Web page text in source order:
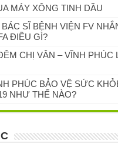
MÁY XÔNG TINH DẦU
SĨ BỆNH VIỆN FV
ĐIỀU GÌ?
CHỊ VÂN – VĨNH PHÚC
PHÚC BẢO VỆ SỨC
NHƯ THẾ NÀO?